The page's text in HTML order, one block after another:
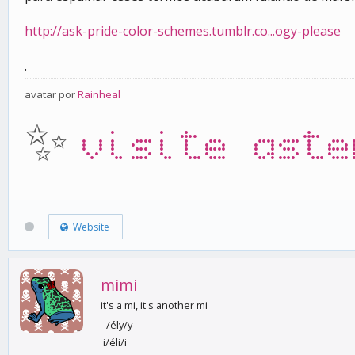
http://ask-pride-color-schemes.tumblr.co...ogy-please
.
avatar porRainheal
✨ visite
Website
mimi
it's a mi, it's another mi
-/ély/y
i/éli/i